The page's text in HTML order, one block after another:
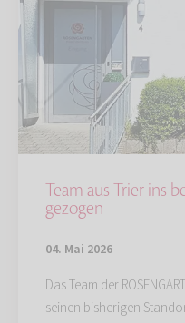
Team aus Trier ins
gezogen
04. Mai 2026
Das Team der
seinen bisherigen